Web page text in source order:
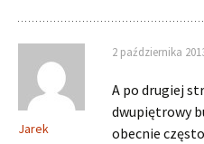
Jarek
2 października
A po drugiej
dwupiętrowy
obecnie